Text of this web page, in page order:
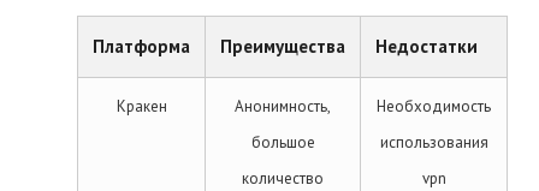
Платформа Преимущества Недостатки
Кракен
Анонимность,
большое
количество
Необходимость
использования
vpn